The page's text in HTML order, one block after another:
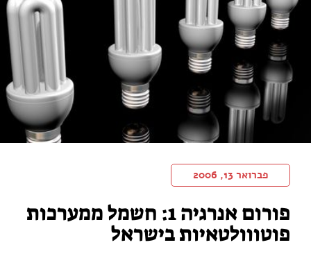
פברואר 13, 2006
פורום אנרגיה 1: חשמל ממערכות
פוטווולטאיות בישראל